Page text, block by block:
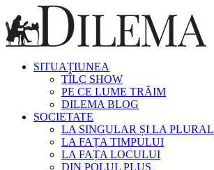
SITUAȚIUNEA
TÎLC SHOW
PE CE LUME TRĂIM
DILEMA BLOG
SOCIETATE
LA SINGULAR ȘI LA PLURAL
LA FAȚA TIMPULUI
LA FAȚA LOCULUI
DIN POLUL PLUS